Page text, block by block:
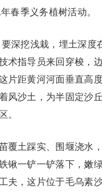
春季义务植树活动。
挖浅栽，埋土深度
术指导员来回穿梭，
片距黄河河面垂直高
风沙土，为半固定沙
。
土踩实、围堰浇水
锹一铲一铲落下，嫩
夫，这片位于毛乌素